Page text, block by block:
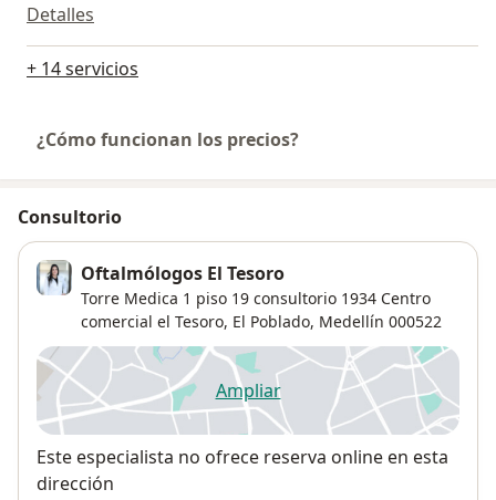
Detalles
+ 14 servicios
¿Cómo funcionan los precios?
Consultorio
Oftalmólogos El Tesoro
Torre Medica 1 piso 19 consultorio 1934 Centro
comercial el Tesoro, El Poblado, Medellín 000522
Ampliarse abre en una nueva
Disponibilidad
Este especialista no ofrece reserva online en esta
dirección